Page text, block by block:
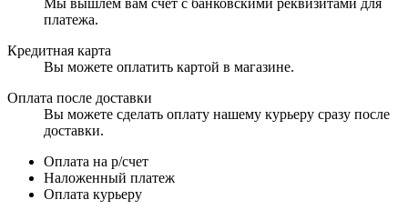
платежа.
Кредитная карта
Вы можете оплатить картой в магазине.
Оплата после доставки
Вы можете сделать оплату нашему курьеру сразу после
доставки.
Оплата на р/счет
Наложенный платеж
Оплата курьеру